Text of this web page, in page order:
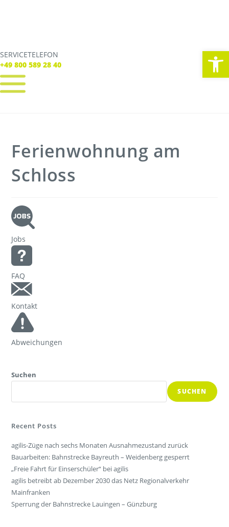
SERVICETELEFON
+49 800 589 28 40
SERVICE TELEFON
+49 800 589 28 40
Tickets
Freizeit
Unternehmen
Ferienwohnung am
Schloss
Jobs
FAQ
Kontakt
Abweichungen
Suchen
SUCHEN
Recent Posts
agilis-Züge nach sechs Monaten Ausnahmezustand zurück
Bauarbeiten: Bahnstrecke Bayreuth – Weidenberg gesperrt
„Freie Fahrt für Einserschüler“ bei agilis
agilis betreibt ab Dezember 2030 das Netz Regionalverkehr
Mainfranken
Sperrung der Bahnstrecke Lauingen – Günzburg